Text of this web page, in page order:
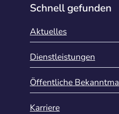
Schnell gefunden
Aktuelles
Dienstleistungen
Öffentliche
Karriere